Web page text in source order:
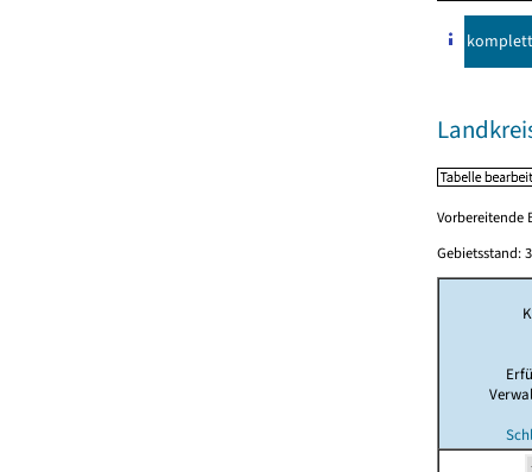
komplett
Vorbereitende
Gebietsstand: